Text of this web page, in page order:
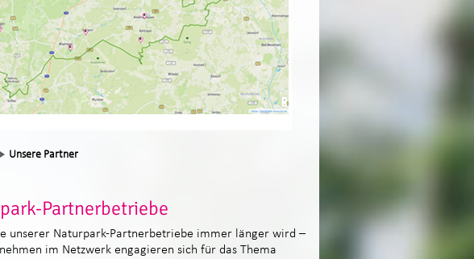
Unsere Partner
Partnerbetriebe
unserer Naturpark-Partnerbetriebe immer länger wird –
im Netzwerk engagieren sich für das Thema